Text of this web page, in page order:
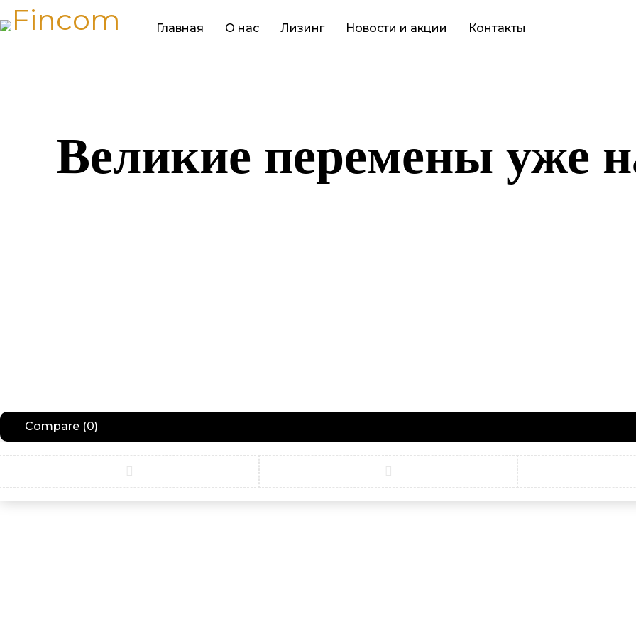
Главная О нас Лизинг Новости и акции Контакты
Великие перемены уже
Compare (0)